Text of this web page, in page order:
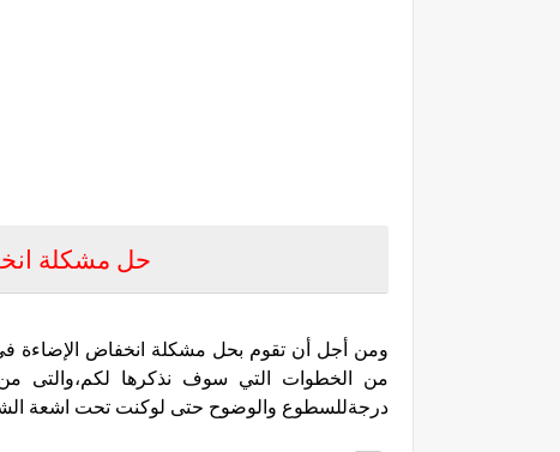
حل مشكلة
ومن أجل أن تقوم بحل مشكلة انخفاض الإضاءة فى
من الخطوات التي سوف نذكرها لكم،والتى
درجةللسطوع والوضوح حتى لوكنت تحت اشعة